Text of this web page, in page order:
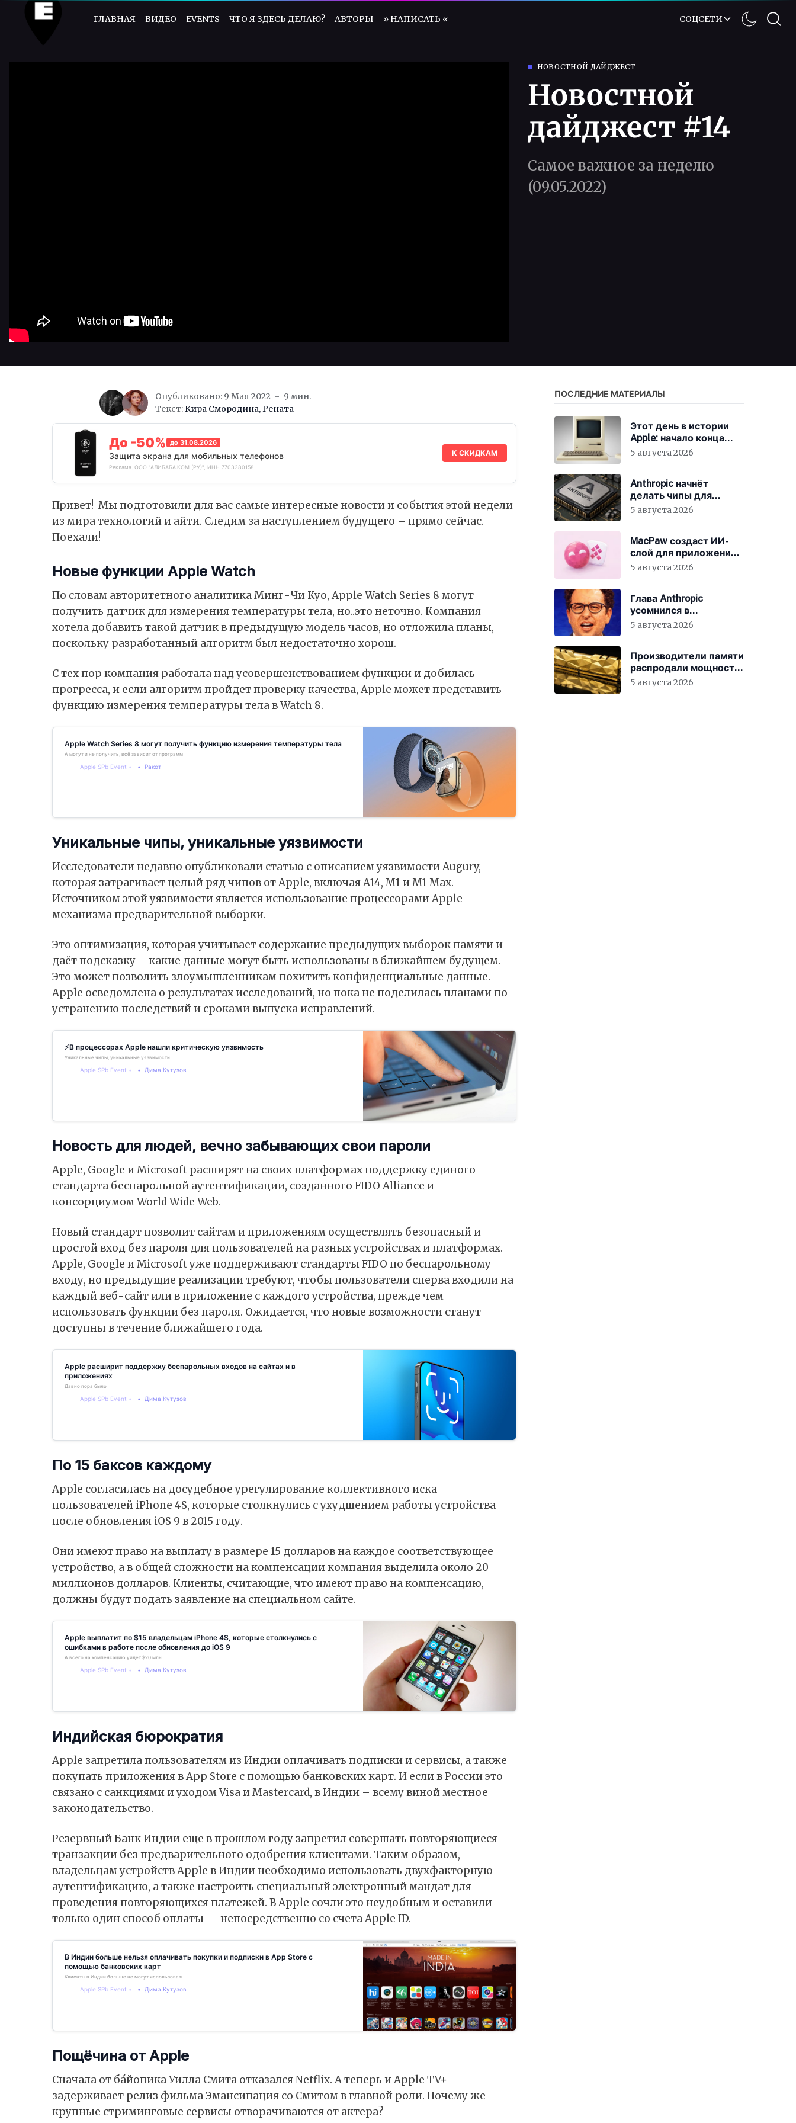
ГЛАВНАЯ ВИДЕО EVENTS ЧТО Я ЗДЕСЬ ДЕЛАЮ? АВТОРЫ » НАПИСАТЬ « СОЦСЕТИ
НОВОСТНОЙ ДАЙДЖЕСТ
Новостной
дайджест #14
Самое важное за неделю
(09.05.2022)
Опубликовано: 9 Мая 2022
9 мин.
Текст: Кира Смородина,Рената
До -50% до 31.08.2026
Защита экрана для мобильных телефонов
Реклама. ООО "АЛИБАБА.КОМ (РУ)", ИНН 7703380158
К СКИДКАМ
Привет! Мы подготовили для вас самые интересные новости и события этой недели
из мира технологий и айти. Следим за наступлением будущего – прямо сейчас.
Поехали!
Новые функции Apple Watch
По словам авторитетного аналитика Минг-Чи Куо, Apple Watch Series 8 могут
получить датчик для измерения температуры тела, но..это неточно. Компания
хотела добавить такой датчик в предыдущую модель часов, но отложила планы,
поскольку разработанный алгоритм был недостаточно хорош.
С тех пор компания работала над усовершенствованием функции и добилась
прогресса, и если алгоритм пройдет проверку качества, Apple может представить
функцию измерения температуры тела в Watch 8.
Apple Watch Series 8 могут получить функцию измерения температуры тела
А могут и не получить, всё зависит от программного алгоритма
Apple SPb Event Ракот
Уникальные чипы, уникальные уязвимости
Исследователи недавно опубликовали статью с описанием уязвимости Augury,
которая затрагивает целый ряд чипов от Apple, включая A14, M1 и M1 Max.
Источником этой уязвимости является использование процессорами Apple
механизма предварительной выборки.
Это оптимизация, которая учитывает содержание предыдущих выборок памяти и
даёт подсказку – какие данные могут быть использованы в ближайшем будущем.
Это может позволить злоумышленникам похитить конфиденциальные данные.
Apple осведомлена о результатах исследований, но пока не поделилась планами по
устранению последствий и сроками выпуска исправлений.
⚡В процессорах Apple нашли критическую уязвимость
Уникальные чипы, уникальные уязвимости
Apple SPb Event Дима Кутузов
Новость для людей, вечно забывающих свои пароли
Apple, Google и Microsoft расширят на своих платформах поддержку единого
стандарта беспарольной аутентификации, созданного FIDO Alliance и
консорциумом World Wide Web.
Новый стандарт позволит сайтам и приложениям осуществлять безопасный и
простой вход без пароля для пользователей на разных устройствах и платформах.
Apple, Google и Microsoft уже поддерживают стандарты FIDO по беспарольному
входу, но предыдущие реализации требуют, чтобы пользователи сперва входили на
каждый веб-сайт или в приложение с каждого устройства, прежде чем
использовать функции без пароля. Ожидается, что новые возможности станут
доступны в течение ближайшего года.
Apple расширит поддержку беспарольных входов на сайтах и в
приложениях
Давно пора было
Apple SPb Event Дима Кутузов
По 15 баксов каждому
Apple согласилась на досудебное урегулирование коллективного иска
пользователей iPhone 4S, которые столкнулись с ухудшением работы устройства
после обновления iOS 9 в 2015 году.
Они имеют право на выплату в размере 15 долларов на каждое соответствующее
устройство, а в общей сложности на компенсации компания выделила около 20
миллионов долларов. Клиенты, считающие, что имеют право на компенсацию,
должны будут подать заявление на специальном сайте.
Apple выплатит по $15 владельцам iPhone 4S, которые столкнулись с
ошибками в работе после обновления до iOS 9
А всего на компенсацию уйдёт $20 млн
Apple SPb Event Дима Кутузов
Индийская бюрократия
Apple запретила пользователям из Индии оплачивать подписки и сервисы, а также
покупать приложения в App Store с помощью банковских карт. И если в России это
связано с санкциями и уходом Visa и Mastercard, в Индии – всему виной местное
законодательство.
Резервный Банк Индии еще в прошлом году запретил совершать повторяющиеся
транзакции без предварительного одобрения клиентами. Таким образом,
владельцам устройств Apple в Индии необходимо использовать двухфакторную
аутентификацию, а также настроить специальный электронный мандат для
проведения повторяющихся платежей. В Apple сочли это неудобным и оставили
только один способ оплаты — непосредственно со счета Apple ID.
В Индии больше нельзя оплачивать покупки и подписки в App Store с
помощью банковских карт
Клиенты в Индии больше не могут использовать дебетовые или кредитные карты для оплаты подписки и покупки приложений. Это означает, что они больше не могут приобретать приложения в App Store, подписываться на услуги Apple или покупать любые медиафайлы с помощью банковских
Apple SPb Event Дима Кутузов
Пощёчина от Apple
Сначала от бáйопика Уилла Смита отказался Netflix. А теперь и Apple TV+
задерживает релиз фильма Эмансипация со Смитом в главной роли. Почему же
крупные стриминговые сервисы отворачиваются от актера?
ПОСЛЕДНИЕ МАТЕРИАЛЫ
Этот день в истории
Apple: начало конца
для клонов Mac
5 августа 2026
Anthropic начнёт
делать чипы для
Claude
5 августа 2026
MacPaw создаст ИИ-
слой для приложений
Mac
5 августа 2026
Глава Anthropic
усомнился в
мотивации новых
5 августа 2026
Производители памяти
распродали мощности
до 2027 года
5 августа 2026